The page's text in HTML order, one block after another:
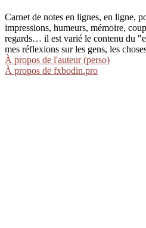
Carnet de notes en lignes, en ligne,
impressions, humeurs, mémoire,
regards… il est varié le contenu du
mes réflexions sur les gens, les
À propos de l'auteur (perso)
À propos de fxbodin.pro